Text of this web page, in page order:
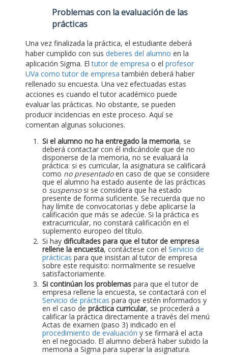
Problemas con la evaluación de las
prácticas
Una vez finalizada la práctica, el estudiante deberá
haber cumplido con sus deberes del alumno en la
aplicación Sigma. Eltutor de empresa o el profesor
UVa como tutor de empresa también deberá haber
rellenado su encuesta. Una vez efectuadas estas
acciones es cuando el tutor académico puede
evaluar las prácticas. No obstante, se pueden
producir incidencias en este proceso. Aquí se
comentan algunas soluciones.
Si el alumno no ha entregado la memoria, se
deberá contactar con él indicándole que de no
disponerse de la memoria, no se evaluará la
práctica: si es curricular, la asignatura se calificará
como no presentadoen caso de que se considere
que el alumno ha estado ausente de las prácticas
o suspensosi se considera que ha estado
presente de forma suficiente. Se recuerda que no
hay límite de convocatorias y debe aplicarse la
calificación que más se adecúe. Si la práctica es
extracurricular, no constará calificación en el
suplemento europeo del título.
Si hay dificultades para que el tutor de empresa
rellene la encuesta, contáctese con el Servicio de
prácticas para que insistan al tutor de empresa
sobre este requisito: normalmente se resuelve
satisfactoriamente.
Si continúan los problemas para que el tutor de
empresa rellene la encuesta, se contactará con el
Servicio de prácticas para que estén informados y
en el caso de práctica curricular, se procederá a
calificar la práctica directamente a través del menú
Actas de examen (paso 3) indicado en el
procedimiento de evaluación y se firmará el acta
en el negociado. El alumno deberá haber subido la
memoria a Sigma para superar la asignatura.